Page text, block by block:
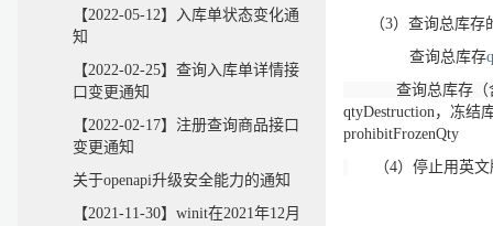
【2022-05-12】入库单状态变化通
知
【2022-02-25】查询入库单详情接
口变更通知
【2022-02-17】注册查询商品接口
变更通知
关于openapi升级安全能力的通知
【2021-11-30】winit在2021年12月
（3）查询总库存
查询总库存
查询总库存（
qtyDestruction，冻结
prohibitFrozenQty
（4）停止用英文